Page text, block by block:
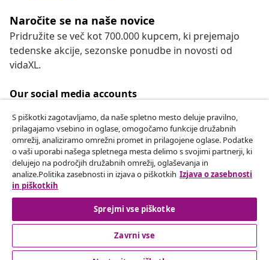
Naročite se na naše novice
Pridružite se več kot 700.000 kupcem, ki prejemajo
tedenske akcije, sezonske ponudbe in novosti od
vidaXL.
Our social media accounts
Odstop od pogodbe
Oddaj zahtevek za odstop od naročila.
Odstop od pogodbe
Podpora za stranke
S piškotki zagotavljamo, da naše spletno mesto deluje pravilno,
prilagajamo vsebino in oglase, omogočamo funkcije družabnih
omrežij, analiziramo omrežni promet in prilagojene oglase. Podatke
o vaši uporabi našega spletnega mesta delimo s svojimi partnerji, ki
delujejo na področjih družabnih omrežij, oglaševanja in
analize.Politika zasebnosti in izjava o piškotkih Izjava o zasebnosti
in piškotkih
Sprejmi vse piškotke
Zavrni vse